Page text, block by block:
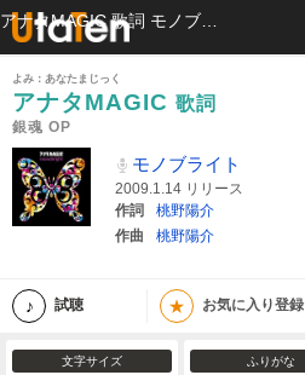
よみ：あなたまじっく
アナタMAGIC 歌詞
銀魂 OP
モノブライト
2009.1.14 リリース
作詞
桃野陽介
作曲
桃野陽介
試聴 ★ お気に入り登録
文字サイズ ふりがな